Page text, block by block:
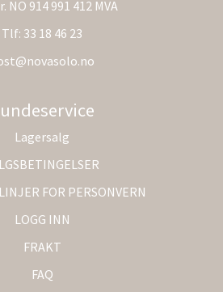
NO 914 991 412 MVA
Tlf: 33 18 46 23
Lagersalg
FOR PERSONVERN
LOGG INN
FRAKT
FAQ